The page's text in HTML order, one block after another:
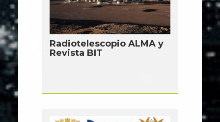
Radiotelescopio ALMA y
Revista BIT